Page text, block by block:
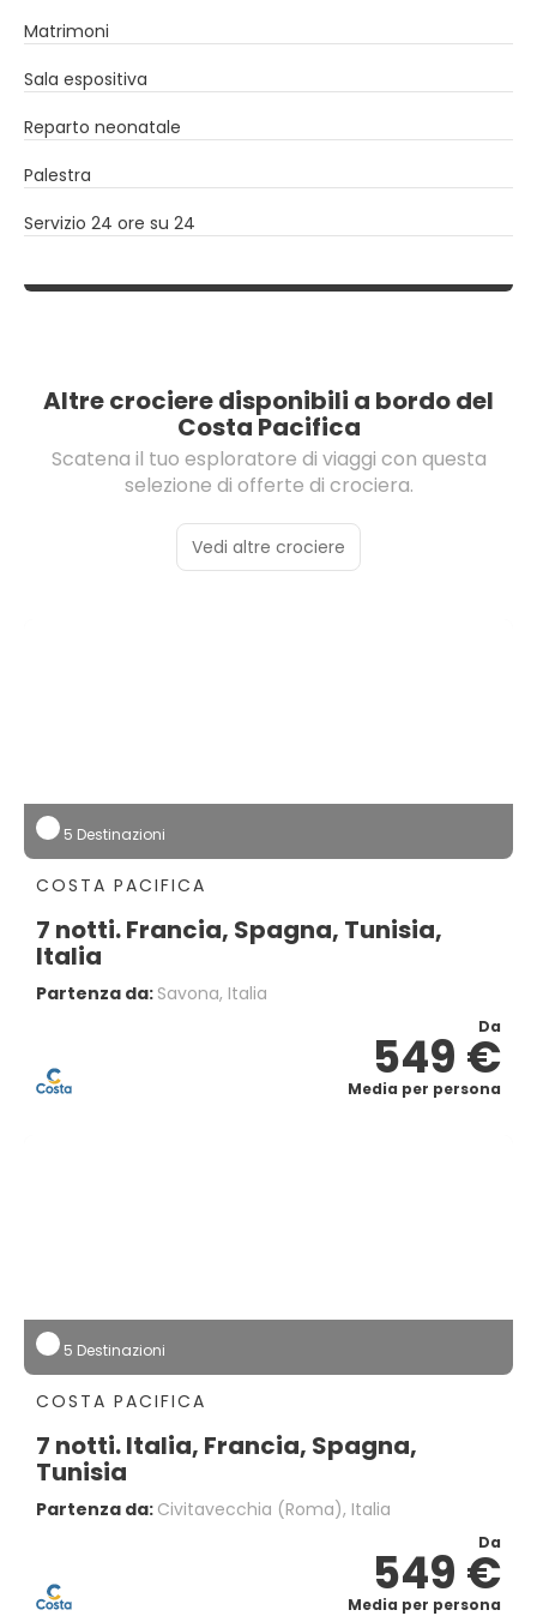
Matrimoni
Sala espositiva
Reparto neonatale
Palestra
Servizio 24 ore su 24
Altre crociere disponibili a bordo del
Costa Pacifica
Scatena il tuo esploratore di viaggi con questa
selezione di offerte di crociera.
Vedi altre crociere
5 Destinazioni
COSTA PACIFICA
7 notti. Francia, Spagna, Tunisia,
Italia
Partenza da: Savona, Italia
Da
549 €
Media per persona
5 Destinazioni
COSTA PACIFICA
7 notti. Italia, Francia, Spagna,
Tunisia
Partenza da: Civitavecchia (Roma), Italia
Da
549 €
Media per persona